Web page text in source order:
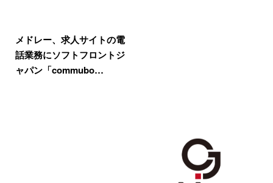
メドレー、求人サイトの電
話業務にソフトフロントジ
ャパン「commubo…